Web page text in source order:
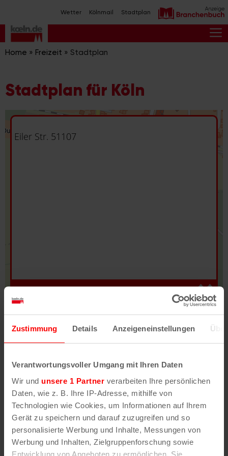
Zustimmung Details Anzeigeneinstellungen
Verantwortungsvoller Umgang mit Ihren Daten
Wir und unsere 1 Partner verarbeiten Ihre persönlichen
Daten, wie z. B. Ihre IP-Adresse, mithilfe von
Technologien wie Cookies, um Informationen auf Ihrem
Gerät zu speichern und darauf zuzugreifen und so
personalisierte Werbung und Inhalte, Messungen von
Werbung und Inhalten, Zielgruppenforschung sowie
Entwicklung von Angeboten zu ermöglichen. Sie
Inhalt
springen
Wetter Kölnmail Stadtplan
Home » Freizeit » Stadtplan
Stadtplan für Köln
Fehler/Problem melden
Darstellung des RVR-Kartenwerks
Stadtplanwerk
erhältst Du unsere koeln.de-Karte mit vielen
weiteren Details wie z.B. Hausnummern.
Unser Stadtplan basiert auf Daten des
OpenStreetMap
-Projekts (
© OpenStreetMap
Mitwirkende
) und von OpenCycleMap.org